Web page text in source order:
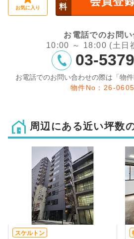
お気に入り
料
お電話でのお問
10:00 ～ 18:00 (土日
03-
お電話でのお問い合わせの際は「物
物件No：26-
周辺にある近い坪数
スケルトン